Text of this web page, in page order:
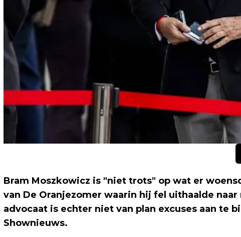
Bram Moszkowicz is "niet trots" op wat er
van De Oranjezomer waarin hij fel uithaalde
advocaat is echter niet van plan excuses aan te
Shownieuws.